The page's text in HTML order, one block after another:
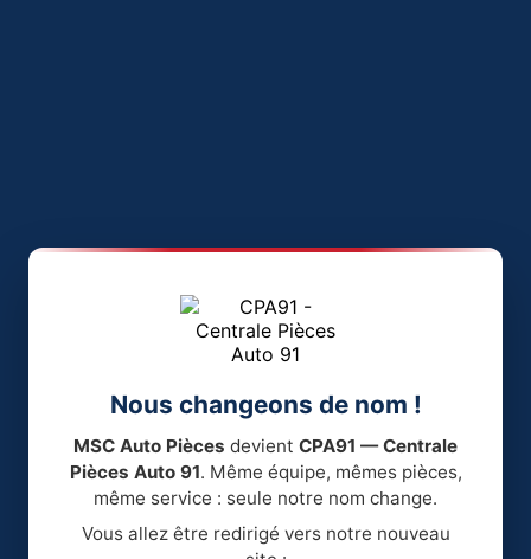
Nous changeons de nom !
MSC Auto Pièces devient CPA91 — Centrale
Pièces Auto 91. Même équipe, mêmes pièces,
même service : seule notre nom change.
Vous allez être redirigé vers notre nouveau